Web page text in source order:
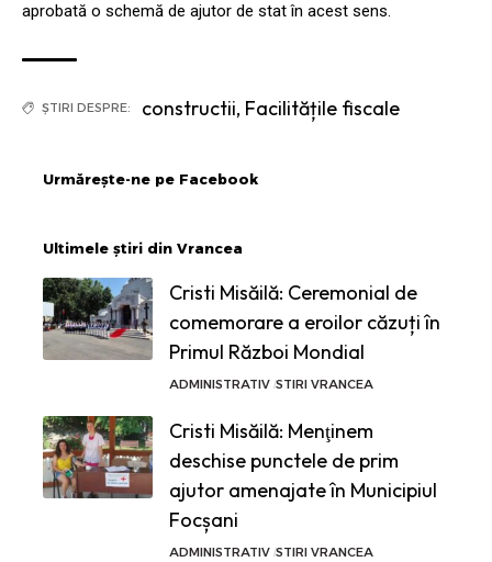
aprobată o schemă de ajutor de stat în acest sens.
ȘTIRI DESPRE: constructii, Facilitățile fiscale
Urmărește-ne pe Facebook
Ultimele știri din Vrancea
Cristi Misăilă: Ceremonial de
comemorare a eroilor căzuți în
Primul Război Mondial
ADMINISTRATIV STIRI VRANCEA
Cristi Misăilă: Menţinem
deschise punctele de prim
ajutor amenajate în Municipiul
Focșani
ADMINISTRATIV STIRI VRANCEA